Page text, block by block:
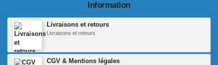
Information
Livraisons et retours
Livraisons et retours
CGV & Mentions légales